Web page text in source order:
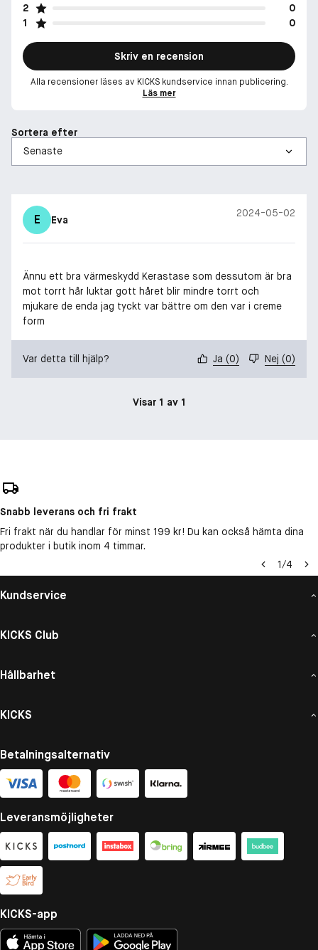
2
0
1
0
Skriv en recension
Alla recensioner läses av KICKS kundservice innan publicering.
Läs mer
Sortera efter
E Eva
2024-05-02
Ännu ett bra värmeskydd Kerastase som dessutom är bra
mot torrt hår luktar gott håret blir mindre torrt och
mjukare de enda jag tyckt var bättre om den var i creme
form
Var detta till hjälp? Ja (0) Nej (0)
Visar 1 av 1
Snabb leverans och fri frakt
Fri frakt när du handlar för minst 199 kr! Du kan också hämta dina
produkter i butik inom 4 timmar.
1/4
Kundservice
KICKS Club
Hållbarhet
KICKS
Betalningsalternativ
Leveransmöjligheter
KICKS-app